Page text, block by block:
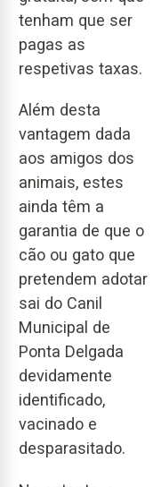
tenham que ser
pagas as
respetivas taxas.
Além desta
vantagem dada
aos amigos dos
animais, estes
ainda têm a
garantia de que o
cão ou gato que
pretendem adotar
sai do Canil
Municipal de
Ponta Delgada
devidamente
identificado,
vacinado e
desparasitado.